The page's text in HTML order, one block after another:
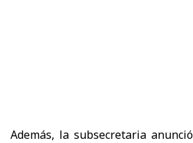
Además, la subsecretaria